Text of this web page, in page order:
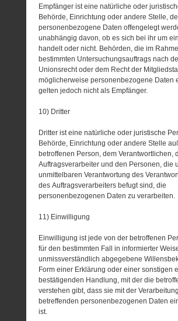
Empfänger ist eine natürliche oder
Behörde, Einrichtung oder andere Stelle,
personenbezogene Daten offengelegt
unabhängig davon, ob es sich bei ihr um
handelt oder nicht. Behörden, die im
bestimmten Untersuchungsauftrags nach
Unionsrecht oder dem Recht der
möglicherweise personenbezogene Daten
gelten jedoch nicht als Empfänger.
10) Dritter
Dritter ist eine natürliche oder juristische
Behörde, Einrichtung oder andere Stelle
betroffenen Person, dem Verantwortlichen,
Auftragsverarbeiter und den Personen, die
unmittelbaren Verantwortung des
des Auftragsverarbeiters befugt sind, die
personenbezogenen Daten zu verarbeiten.
11) Einwilligung
Einwilligung ist jede von der betroffenen
für den bestimmten Fall in informierter
unmissverständlich abgegebene
Form einer Erklärung oder einer sonstigen
bestätigenden Handlung, mit der die
verstehen gibt, dass sie mit der
betreffenden personenbezogenen Daten
ist.